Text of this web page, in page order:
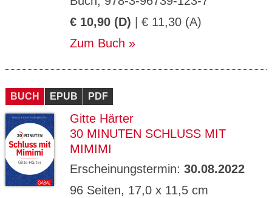
€ 10,90 (D) | € 11,30 (A)
Zum Buch
BUCH EPUB PDF
Gitte Härter
30 MINUTEN SCHLUSS MIT
MIMIMI
Erscheinungstermin: 30.08.2022
96 Seiten, 17,0 x 11,5 cm